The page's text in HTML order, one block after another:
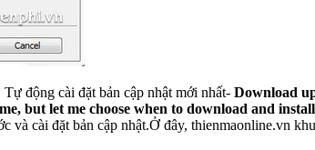
Tự động cài đặt bản cập nhật mới nhất- Download
but let me choose when to download and
và cài đặt bản cập nhật.Ở đây, thienmaonline.vn